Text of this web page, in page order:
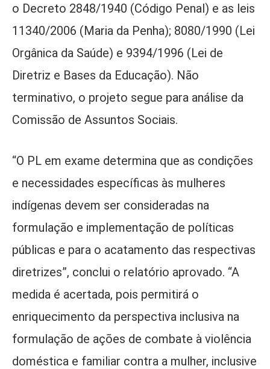
o Decreto 2848/1940 (Código Penal) e as leis
11340/2006 (Maria da Penha); 8080/1990 (Lei
Orgânica da Saúde) e 9394/1996 (Lei de
Diretriz e Bases da Educação). Não
terminativo, o projeto segue para análise da
Comissão de Assuntos Sociais.
“O PL em exame determina que as condições
e necessidades específicas às mulheres
indígenas devem ser consideradas na
formulação e implementação de políticas
públicas e para o acatamento das respectivas
diretrizes”, conclui o relatório aprovado. “A
medida é acertada, pois permitirá o
enriquecimento da perspectiva inclusiva na
formulação de ações de combate à violência
doméstica e familiar contra a mulher, inclusive